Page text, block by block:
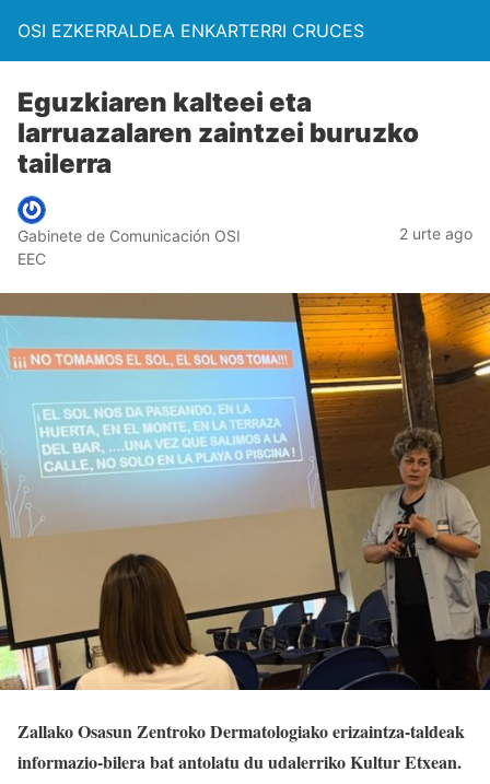
OSI EZKERRALDEA ENKARTERRI CRUCES
Eguzkiaren kalteei eta
larruazalaren zaintzei buruzko
tailerra
Gabinete de Comunicación OSI
EEC
2 urte ago
Zallako Osasun Zentroko Dermatologiako erizaintza-taldeak
informazio-bilera bat antolatu du udalerriko Kultur Etxean.